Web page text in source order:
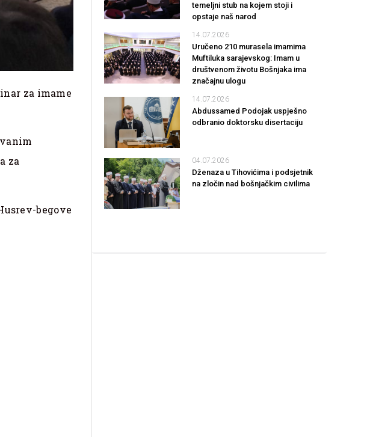
za imame
za
begove
temeljni stub na kojem stoji i
opstaje naš narod
14.07.2026
Uručeno 210 murasela imamima
Muftiluka sarajevskog: Imam u
društvenom životu Bošnjaka ima
značajnu ulogu
14.07.2026
Abdussamed Podojak uspješno
odbranio doktorsku disertaciju
04.07.2026
Dženaza u Tihovićima i podsjetnik
na zločin nad bošnjačkim civilima